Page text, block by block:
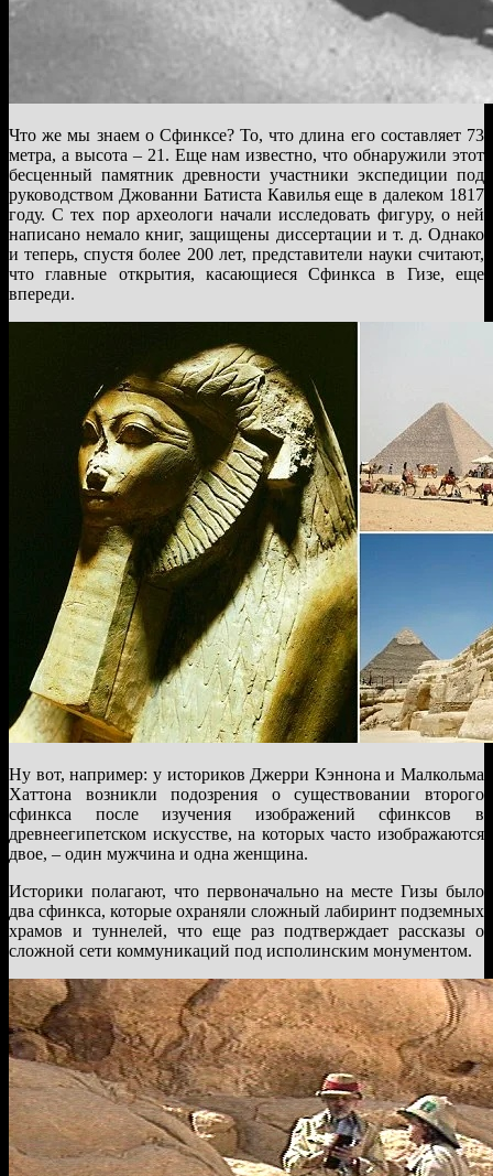
Что же мы знаем о Сфинксе? То, что длина его составляет 73
метра, а высота – 21. Еще нам известно, что обнаружили этот
бесценный памятник древности участники экспедиции под
руководством Джованни Батиста Кавилья еще в далеком 1817
году. С тех пор археологи начали исследовать фигуру, о ней
написано немало книг, защищены диссертации и т. д. Однако
и теперь, спустя более 200 лет, представители науки считают,
что главные открытия, касающиеся Сфинкса в Гизе, еще
впереди.
Ну вот, например: у историков Джерри Кэннона и Малкольма
Хаттона возникли подозрения о существовании второго
сфинкса после изучения изображений сфинксов в
древнеегипетском искусстве, на которых часто изображаются
двое, – один мужчина и одна женщина.
Историки полагают, что первоначально на месте Гизы было
два сфинкса, которые охраняли сложный лабиринт подземных
храмов и туннелей, что еще раз подтверждает рассказы о
сложной сети коммуникаций под исполинским монументом.